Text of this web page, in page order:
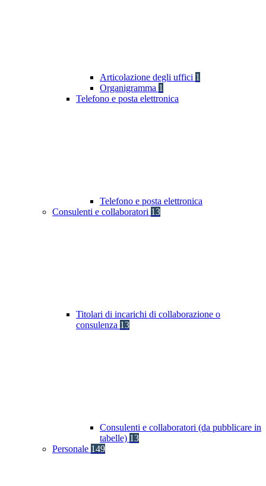
Articolazione degli uffici 1
Organigramma 1
Telefono e posta elettronica
Telefono e posta elettronica
Consulenti e collaboratori 13
Titolari di incarichi di collaborazione o
consulenza 13
Consulenti e collaboratori (da pubblicare in
tabelle) 13
Personale 149